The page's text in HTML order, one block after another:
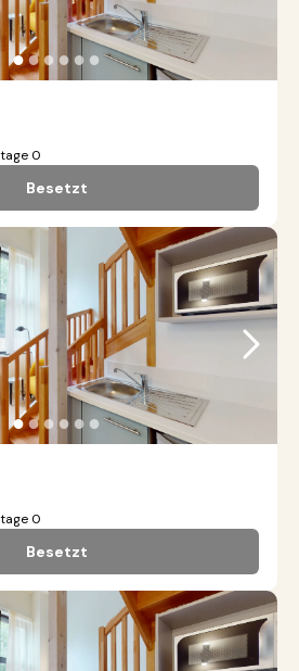
●●●●●●
0
Besetzt
●●●●●●
0
Besetzt